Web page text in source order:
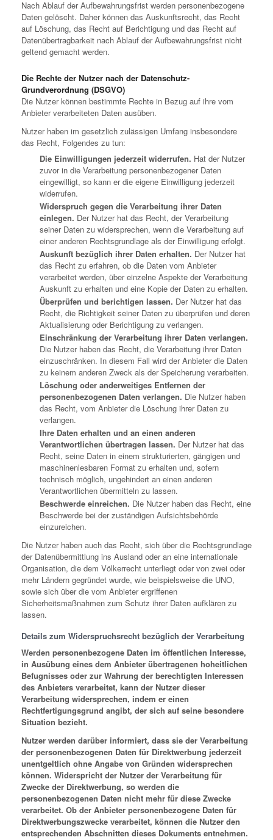
Nach Ablauf der Aufbewahrungsfrist werden personenbezogene
Daten gelöscht. Daher können das Auskunftsrecht, das Recht
auf Löschung, das Recht auf Berichtigung und das Recht auf
Datenübertragbarkeit nach Ablauf der Aufbewahrungsfrist nicht
geltend gemacht werden.
Die Rechte der Nutzer nach der Datenschutz-
Grundverordnung (DSGVO)
Die Nutzer können bestimmte Rechte in Bezug auf ihre vom
Anbieter verarbeiteten Daten ausüben.
Nutzer haben im gesetzlich zulässigen Umfang insbesondere
das Recht, Folgendes zu tun:
Die Einwilligungen jederzeit widerrufen. Hat der Nutzer
zuvor in die Verarbeitung personenbezogener Daten
eingewilligt, so kann er die eigene Einwilligung jederzeit
widerrufen.
Widerspruch gegen die Verarbeitung ihrer Daten
einlegen. Der Nutzer hat das Recht, der Verarbeitung
seiner Daten zu widersprechen, wenn die Verarbeitung auf
einer anderen Rechtsgrundlage als der Einwilligung erfolgt.
Auskunft bezüglich ihrer Daten erhalten. Der Nutzer hat
das Recht zu erfahren, ob die Daten vom Anbieter
verarbeitet werden, über einzelne Aspekte der Verarbeitung
Auskunft zu erhalten und eine Kopie der Daten zu erhalten.
Überprüfen und berichtigen lassen. Der Nutzer hat das
Recht, die Richtigkeit seiner Daten zu überprüfen und deren
Aktualisierung oder Berichtigung zu verlangen.
Einschränkung der Verarbeitung ihrer Daten verlangen.
Die Nutzer haben das Recht, die Verarbeitung ihrer Daten
einzuschränken. In diesem Fall wird der Anbieter die Daten
zu keinem anderen Zweck als der Speicherung verarbeiten.
Löschung oder anderweitiges Entfernen der
personenbezogenen Daten verlangen. Die Nutzer haben
das Recht, vom Anbieter die Löschung ihrer Daten zu
verlangen.
Ihre Daten erhalten und an einen anderen
Verantwortlichen übertragen lassen. Der Nutzer hat das
Recht, seine Daten in einem strukturierten, gängigen und
maschinenlesbaren Format zu erhalten und, sofern
technisch möglich, ungehindert an einen anderen
Verantwortlichen übermitteln zu lassen.
Beschwerde einreichen. Die Nutzer haben das Recht, eine
Beschwerde bei der zuständigen Aufsichtsbehörde
einzureichen.
Die Nutzer haben auch das Recht, sich über die Rechtsgrundlage
der Datenübermittlung ins Ausland oder an eine internationale
Organisation, die dem Völkerrecht unterliegt oder von zwei oder
mehr Ländern gegründet wurde, wie beispielsweise die UNO,
sowie sich über die vom Anbieter ergriffenen
Sicherheitsmaßnahmen zum Schutz ihrer Daten aufklären zu
lassen.
Details zum Widerspruchsrecht bezüglich der Verarbeitung
Werden personenbezogene Daten im öffentlichen Interesse,
in Ausübung eines dem Anbieter übertragenen hoheitlichen
Befugnisses oder zur Wahrung der berechtigten Interessen
des Anbieters verarbeitet, kann der Nutzer dieser
Verarbeitung widersprechen, indem er einen
Rechtfertigungsgrund angibt, der sich auf seine besondere
Situation bezieht.
Nutzer werden darüber informiert, dass sie der Verarbeitung
der personenbezogenen Daten für Direktwerbung jederzeit
unentgeltlich ohne Angabe von Gründen widersprechen
können. Widerspricht der Nutzer der Verarbeitung für
Zwecke der Direktwerbung, so werden die
personenbezogenen Daten nicht mehr für diese Zwecke
verarbeitet. Ob der Anbieter personenbezogene Daten für
Direktwerbungszwecke verarbeitet, können die Nutzer den
entsprechenden Abschnitten dieses Dokuments entnehmen.